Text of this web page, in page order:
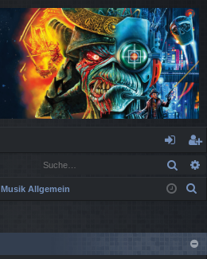
n
m
eg
ist
re
Musik Allgemein